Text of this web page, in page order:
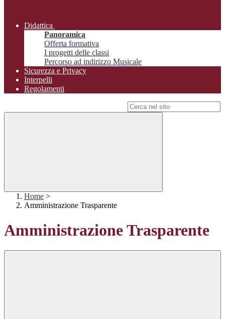
Didattica
Panoramica
Offerta formativa
I progetti delle classi
Percorso ad indirizzo Musicale
Sicurezza e Privacy
Interpelli
Regolamenti
Home >
Amministrazione Trasparente
Amministrazione Trasparente